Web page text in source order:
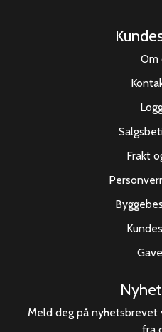
Om
Frakt
Meld deg på